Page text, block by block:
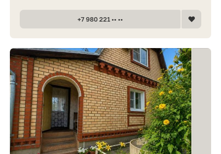
+7 980 221 •• ••